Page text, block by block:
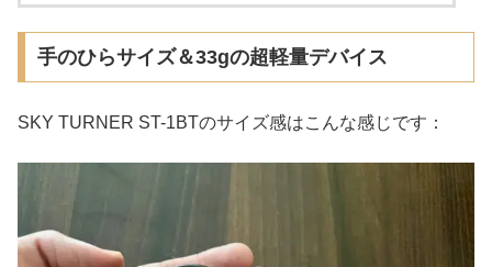
手のひらサイズ＆33gの超軽量デバイス
SKY TURNER ST-1BTのサイズ感はこんな感じです：